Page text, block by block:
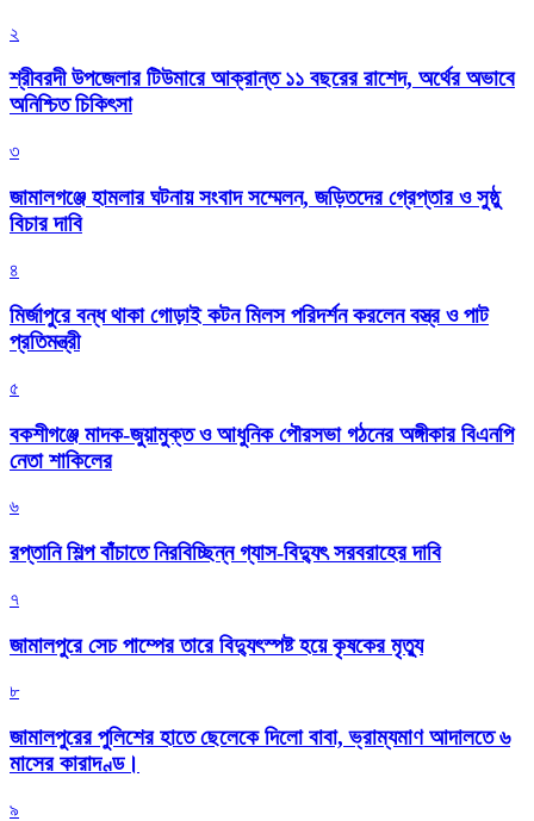
২
শ্রীবরদী উপজেলার টিউমারে আক্রান্ত ১১ বছরের রাশেদ, অর্থের অভাবে
অনিশ্চিত চিকিৎসা
৩
জামালগঞ্জে হামলার ঘটনায় সংবাদ সম্মেলন, জড়িতদের গ্রেপ্তার ও সুষ্ঠু
বিচার দাবি
৪
মির্জাপুরে বন্ধ থাকা গোড়াই কটন মিলস পরিদর্শন করলেন বস্ত্র ও পাট
প্রতিমন্ত্রী
৫
বকশীগঞ্জে মাদক-জুয়ামুক্ত ও আধুনিক পৌরসভা গঠনের অঙ্গীকার বিএনপি
নেতা শাকিলের
৬
রপ্তানি শিল্প বাঁচাতে নিরবিচ্ছিন্ন গ্যাস-বিদ্যুৎ সরবরাহের দাবি
৭
জামালপুরে সেচ পাম্পের তারে বিদ্যুৎস্পষ্ট হয়ে কৃষকের মৃত্যু
৮
জামালপুরের পুলিশের হাতে ছেলেকে দিলো বাবা, ভ্রাম্যমাণ আদালতে ৬
মাসের কারাদণ্ড।
৯